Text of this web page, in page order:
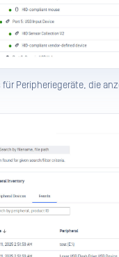
für Peripheriegeräte, die